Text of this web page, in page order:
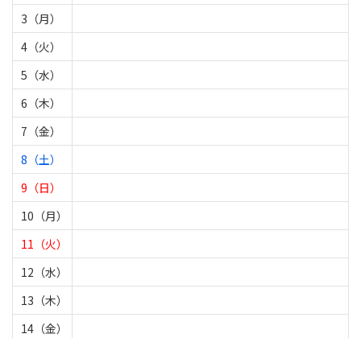
3（月）
4（火）
5（水）
6（木）
7（金）
8（土）
9（日）
10（月）
11（火）
12（水）
13（木）
14（金）